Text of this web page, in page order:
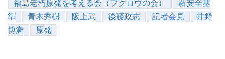
福島老朽原発を考える会（フクロウの会）
新安全基
準
青木秀樹 阪上武 後藤政志 記者会見
井野
博満
原発